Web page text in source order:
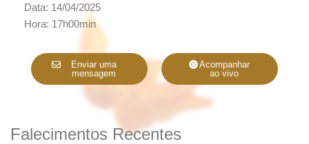
Data: 14/04/2025
Hora: 17h00min
Enviar uma
mensagem
Acompanhar
ao vivo
Falecimentos Recentes